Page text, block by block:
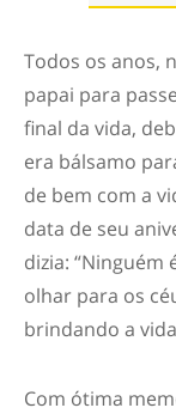
Todos os anos,
papai para
final da vida,
era bálsamo
de bem com a
data de seu
dizia: “Ninguém
olhar para os
brindando a
Com ótima